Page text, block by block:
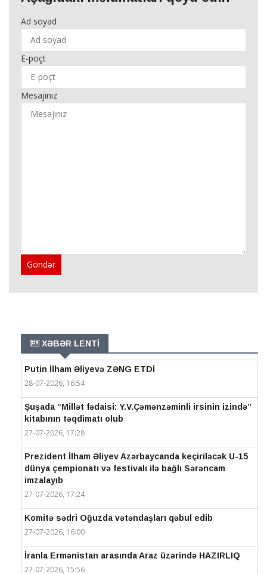
Ad soyad
E-poçt
Mesajınız
Göndər
XƏBƏR LENTİ
Putin İlham Əliyevə ZƏNG ETDİ
28-07-2026, 16:54
Şuşada “Millət fədaisi: Y.V.Çəmənzəminli irsinin izində”
kitabının təqdimatı olub
27-07-2026, 17:28
Prezident İlham Əliyev Azərbaycanda keçiriləcək U-15
dünya çempionatı və festivalı ilə bağlı Sərəncam
imzalayıb
27-07-2026, 17:24
Komitə sədri Oğuzda vətəndaşları qəbul edib
27-07-2026, 16:00
İranla Ermənistan arasında Araz üzərində HAZIRLIQ
27-07-2026, 15:56